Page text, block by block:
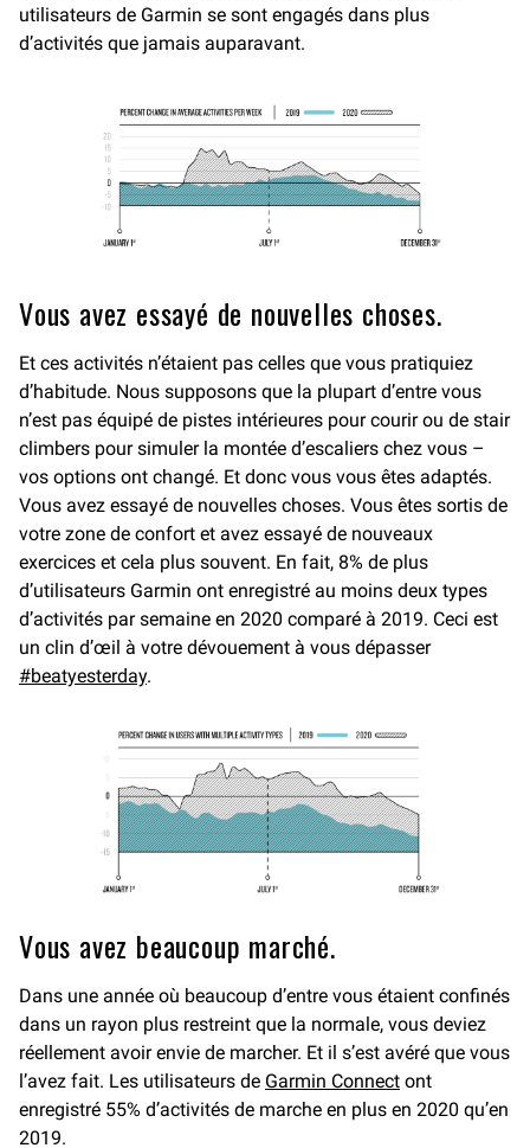
utilisateurs de Garmin se sont engagés dans plus
d’activités que jamais auparavant.
Vous avez essayé de nouvelles choses.
Et ces activités n’étaient pas celles que vous pratiquiez
d’habitude. Nous supposons que la plupart d’entre vous
n’est pas équipé de pistes intérieures pour courir ou de stair
climbers pour simuler la montée d’escaliers chez vous –
vos options ont changé. Et donc vous vous êtes adaptés.
Vous avez essayé de nouvelles choses. Vous êtes sortis de
votre zone de confort et avez essayé de nouveaux
exercices et cela plus souvent. En fait, 8% de plus
d’utilisateurs Garmin ont enregistré au moins deux types
d’activités par semaine en 2020 comparé à 2019. Ceci est
un clin d’œil à votre dévouement à vous dépasser
#beatyesterday.
Vous avez beaucoup marché.
Dans une année où beaucoup d’entre vous étaient confinés
dans un rayon plus restreint que la normale, vous deviez
réellement avoir envie de marcher. Et il s’est avéré que vous
l’avez fait. Les utilisateurs de Garmin Connect ont
enregistré 55% d’activités de marche en plus en 2020 qu’en
2019.